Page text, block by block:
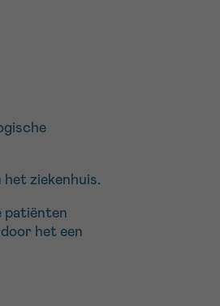
ziekenhuis.
patiënten
het een